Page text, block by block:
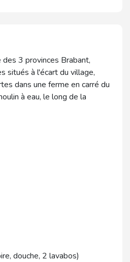
3 provinces Brabant,
situés à l'écart du village,
dans une ferme en carré du
à eau, le long de la
douche, 2 lavabos)